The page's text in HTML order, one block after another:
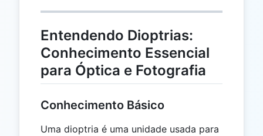
Entendendo Dioptrias:
Conhecimento Essencial
para Óptica e Fotografia
Conhecimento Básico
Uma dioptria é uma unidade usada para